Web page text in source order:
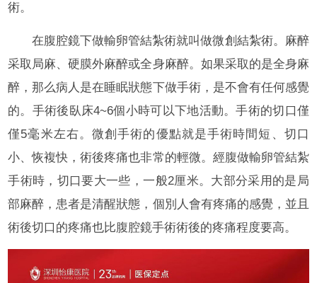
術。
在腹腔鏡下做輸卵管結紮術就叫做微創結紮術。麻醉
采取局麻、硬膜外麻醉或全身麻醉。如果采取的是全身麻
醉，那么病人是在睡眠狀態下做手術，是不會有任何感覺
的。手術後臥床4~6個小時可以下地活動。手術的切口僅
僅5毫米左右。微創手術的優點就是手術時間短、切口
小、恢複快，術後疼痛也非常的輕微。經腹做輸卵管結紮
手術時，切口要大一些，一般2厘米。大部分采用的是局
部麻醉，患者是清醒狀態，個別人會有疼痛的感覺，並且
術後切口的疼痛也比腹腔鏡手術術後的疼痛程度要高。